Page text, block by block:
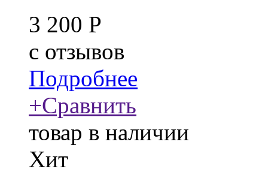
3 200 Р
c отзывов
Подробнее
+Сравнить
товар в наличии
Хит